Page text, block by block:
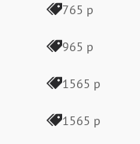
765 р
965 р
1565 р
1565 р